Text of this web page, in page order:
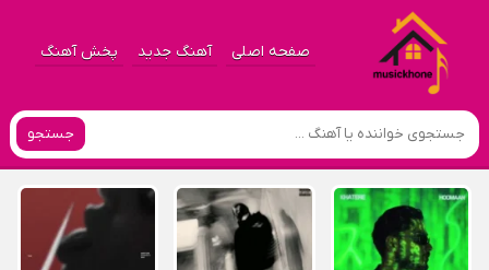
صفحه اصلی آهنگ جدید پخش آهنگ
جستجو